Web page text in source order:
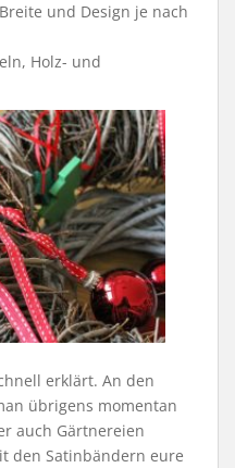
und Design je nach
Holz- und
erklärt. An den
übrigens momentan
auch Gärtnereien
den Satinbändern eure